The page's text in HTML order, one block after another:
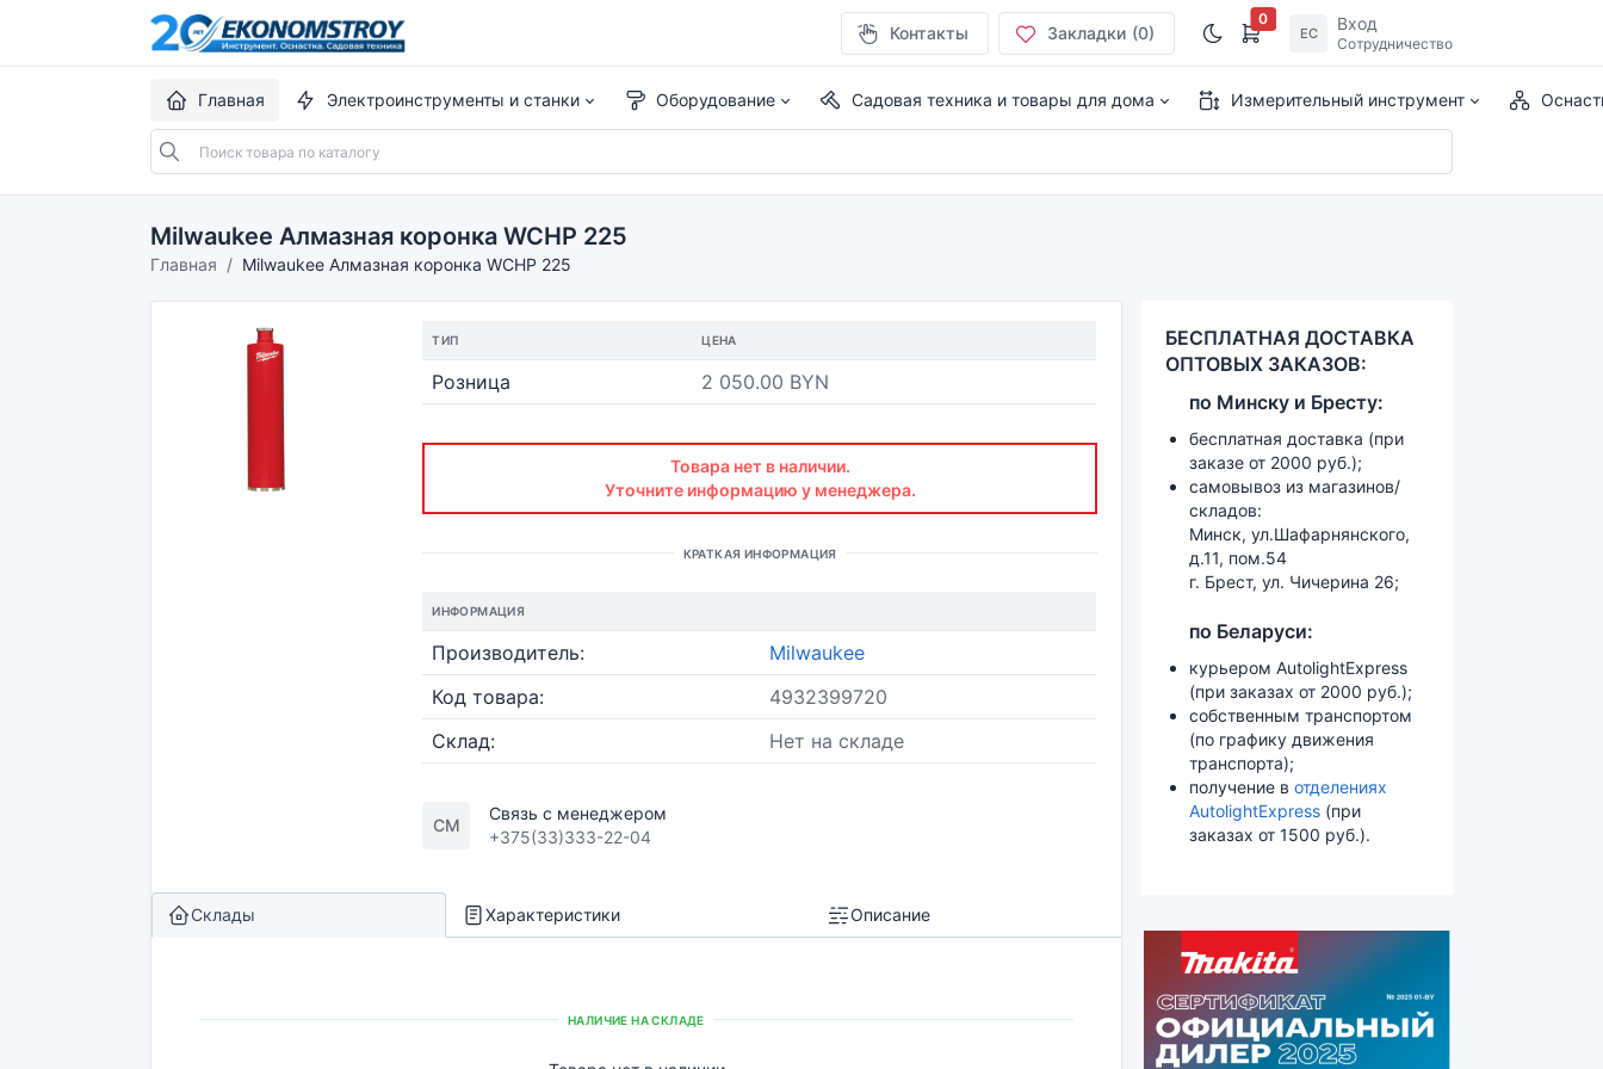
Контакты Закладки (0)
0
ЕС Вход
Сотрудничество
Главная Электроинструменты и станки Оборудование Садовая техника и товары для дома Измерительный инструмент
Milwaukee Алмазная коронка WCHP 225
Главная Milwaukee Алмазная коронка WCHP 225
ТИП ЦЕНА
Розница 2 050.00 BYN
Товара нет в наличии.
Уточните информацию у менеджера.
КРАТКАЯ ИНФОРМАЦИЯ
ИНФОРМАЦИЯ
Производитель:
Milwaukee
Код товара:
4932399720
Склад:
Нет на складе
СМ
Связь с менеджером
+375(33)333-22-04
Склады Характеристики Описание
НАЛИЧИЕ НА СКЛАДЕ
БЕСПЛАТНАЯ ДОСТАВКА
ОПТОВЫХ ЗАКАЗОВ:
по Минску и Бресту:
бесплатная доставка (при
заказе от 2000 руб.);
самовывоз из магазинов/
складов:
Минск, ул.Шафарнянского,
д.11, пом.54
г. Брест, ул. Чичерина 26;
по Беларуси:
курьером AutolightExpress
(при заказах от 2000 руб.);
собственным транспортом
(по графику движения
транспорта);
получение в отделениях
AutolightExpress (при
заказах от 1500 руб.).